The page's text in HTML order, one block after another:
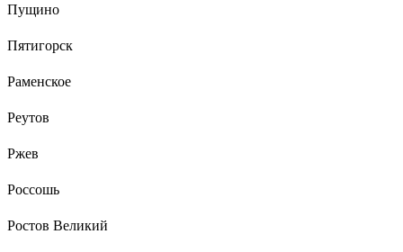
Пущино
Пятигорск
Раменское
Реутов
Ржев
Россошь
Ростов Великий